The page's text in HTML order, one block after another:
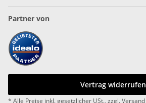
Partner von
Vertrag widerrufen
* Alle Preise inkl. gesetzlicher USt., zzgl.Versand